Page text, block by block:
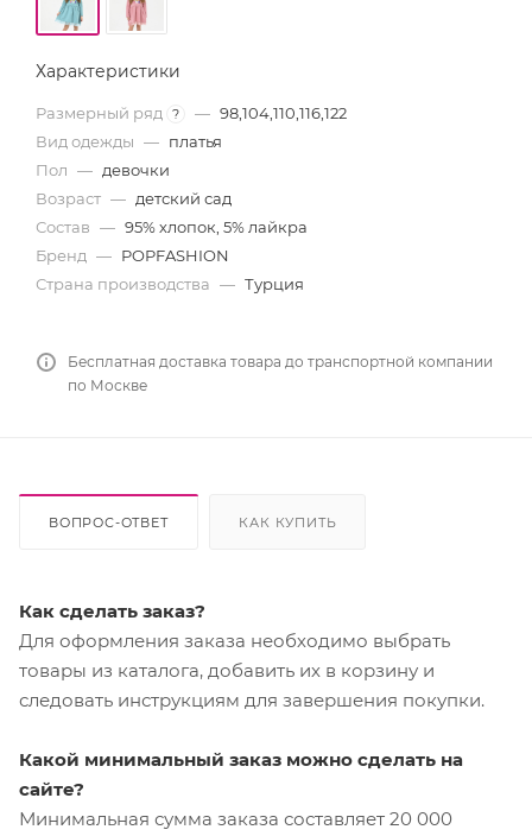
Характеристики
Размерный ряд ? — 98,104,110,116,122
Вид одежды — платья
Пол — девочки
Возраст — детский сад
Состав — 95% хлопок, 5% лайкра
Бренд — POPFASHION
Страна производства — Турция
Бесплатная доставка товара до транспортной компании
по Москве
ВОПРОС-ОТВЕТ КАК КУПИТЬ
Как сделать заказ?
Для оформления заказа необходимо выбрать
товары из каталога, добавить их в корзину и
следовать инструкциям для завершения покупки.
Какой минимальный заказ можно сделать на
сайте?
Минимальная сумма заказа составляет 20 000